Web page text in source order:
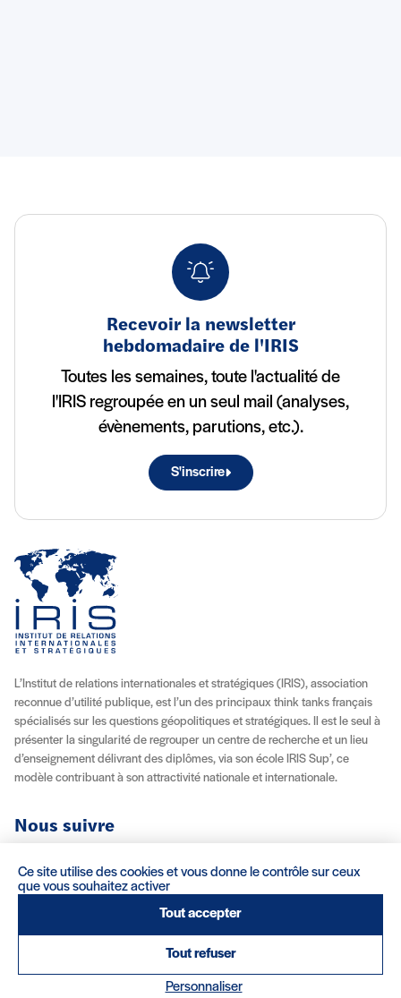
Recevoir la newsletter
hebdomadaire de l'IRIS
Toutes les semaines, toute l'actualité de
l'IRIS regroupée en un seul mail (analyses,
évènements, parutions, etc.).
S'inscrire
L’Institut de relations internationales et stratégiques (IRIS), association
reconnue d’utilité publique, est l’un des principaux think tanks français
spécialisés sur les questions géopolitiques et stratégiques. Il est le seul à
présenter la singularité de regrouper un centre de recherche et un lieu
d’enseignement délivrant des diplômes, via son école IRIS Sup’, ce
modèle contribuant à son attractivité nationale et internationale.
Nous suivre
YoutubeInstagramFacebookX (Twitter)
LinkedinFlux RSS
À propos
Recrutement Locations Contact
(nouvelle fenêtre)
Ce site utilise des cookies et vous donne le contrôle sur ceux
que vous souhaitez activer
Tout accepter
Tout refuser
Personnaliser